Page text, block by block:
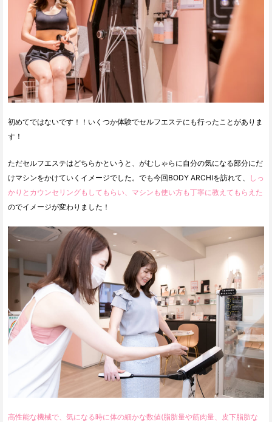
初めてではないです！！いくつか体験でセルフエステにも行ったことがありま
す！
ただセルフエステはどちらかというと、がむしゃらに自分の気になる部分にだ
けマシンをかけていくイメージでした。でも今回BODY ARCHIを訪れて、
しっ
かりとカウンセリングもしてもらい、マシンも使い方も丁寧に教えてもらえた
のでイメージが変わりました！
高性能な機械で、気になる時に体の細かな数値(脂肪量や筋肉量、皮下脂肪な